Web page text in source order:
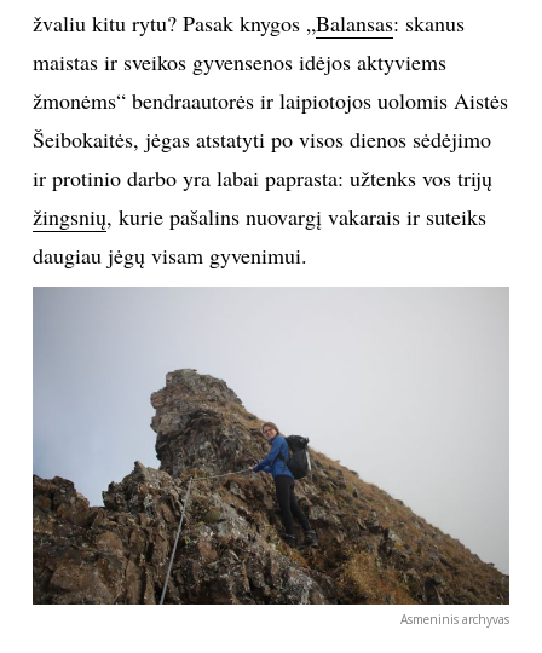
TEATRAS
SPORTAS
FOTOGRAFIJA
ISTORIJA
KNYGOS
žvaliu kitu rytu? Pasak knygos „Balansas: skanus
maistas ir sveikos gyvensenos idėjos aktyviems
žmonėms“ bendraautorės ir laipiotojos uolomis Aistės
Šeibokaitės, jėgas atstatyti po visos dienos sėdėjimo
ir protinio darbo yra labai paprasta: užtenks vos trijų
žingsnių, kurie pašalins nuovargį vakarais ir suteiks
daugiau jėgų visam gyvenimui.
Asmeninis archyvas